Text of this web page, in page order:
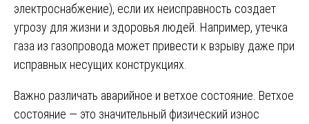
электроснабжение), если их неисправность создает
угрозу для жизни и здоровья людей. Например, утечка
газа из газопровода может привести к взрыву даже при
исправных несущих конструкциях.
Важно различать аварийное и ветхое состояние. Ветхое
состояние — это значительный физический износ